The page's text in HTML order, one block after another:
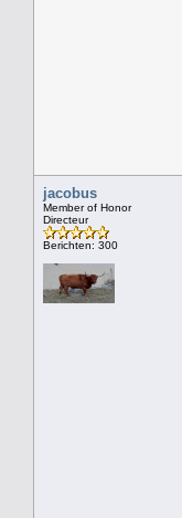
jacobus
Member of Honor
Directeur
Berichten: 300